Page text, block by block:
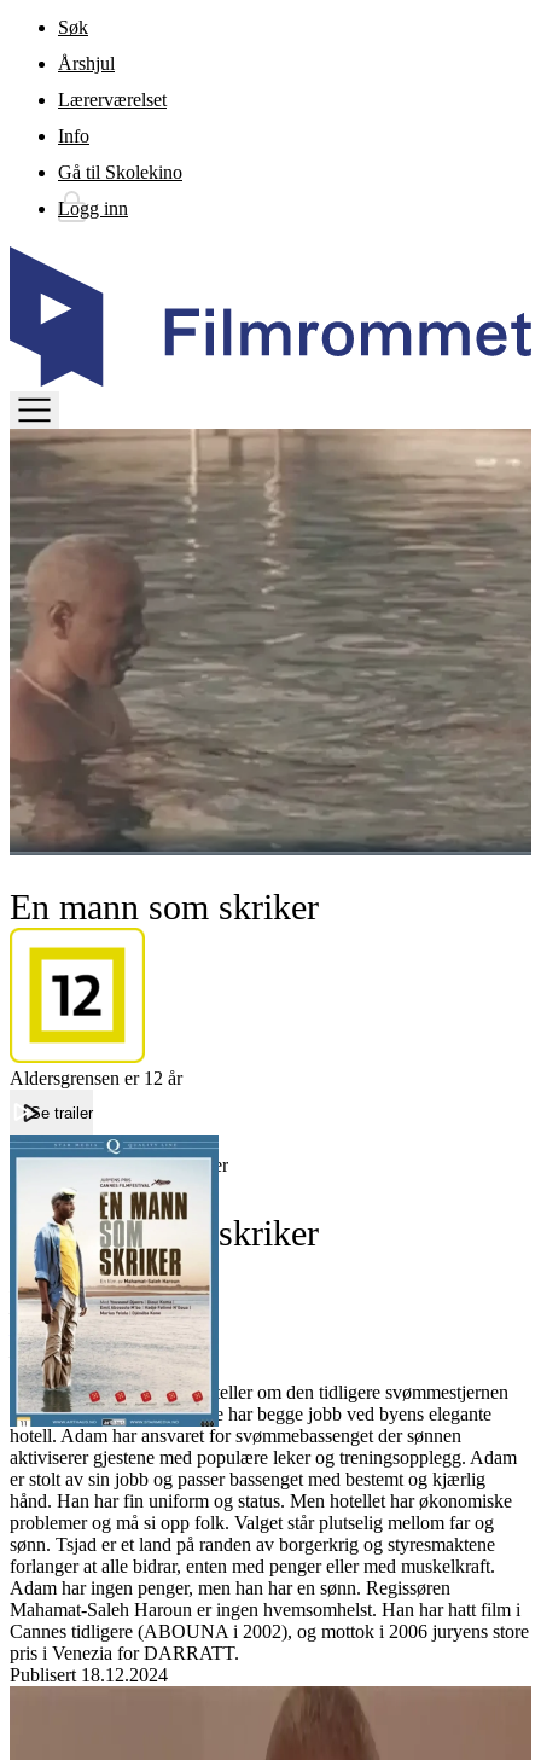
Gå til hovedinnhold
Søk
Årshjul
Lærerværelset
Info
Gå til Skolekino
Logg inn
TOGGLE
MENU
En mann som skriker
Aldersgrensen er 12 år
Se trailer
ForsideEn mann som skriker
En mann som skriker
Film
Forfatter:
Leverandør:
Norgesfilm AS
Lisens:
"En mann som skriker" forteller om den tidligere svømmestjernen
Adam og sønnen Abdel. De har begge jobb ved byens elegante
hotell. Adam har ansvaret for svømmebassenget der sønnen
aktiviserer gjestene med populære leker og treningsopplegg. Adam
er stolt av sin jobb og passer bassenget med bestemt og kjærlig
hånd. Han har fin uniform og status. Men hotellet har økonomiske
problemer og må si opp folk. Valget står plutselig mellom far og
sønn. Tsjad er et land på randen av borgerkrig og styresmaktene
forlanger at alle bidrar, enten med penger eller med muskelkraft.
Adam har ingen penger, men han har en sønn. Regissøren
Mahamat-Saleh Haroun er ingen hvemsomhelst. Han har hatt film i
Cannes tidligere (ABOUNA i 2002), og mottok i 2006 juryens store
pris i Venezia for DARRATT.
Publisert 18.12.2024